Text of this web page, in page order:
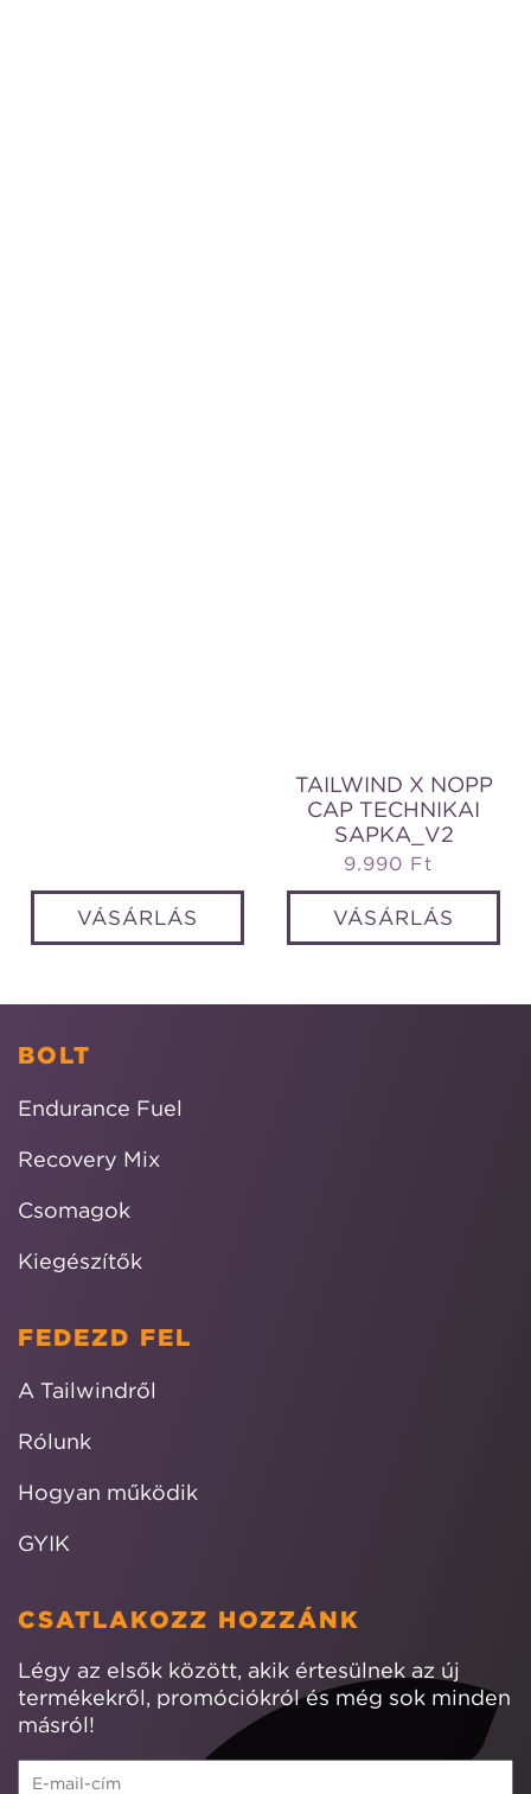
VÁSÁRLÁS
TAILWIND X NOPP
CAP TECHNIKAI
SAPKA_V2
Normál
ár
9.990 Ft
VÁSÁRLÁS
BOLT
Endurance Fuel
Recovery Mix
Csomagok
Kiegészítők
FEDEZD FEL
A Tailwindről
Rólunk
Hogyan működik
GYIK
CSATLAKOZZ HOZZÁNK
Légy az elsők között, akik értesülnek az új
termékekről, promóciókról és még sok minden
másról!